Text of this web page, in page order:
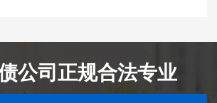
公司正规合法专业